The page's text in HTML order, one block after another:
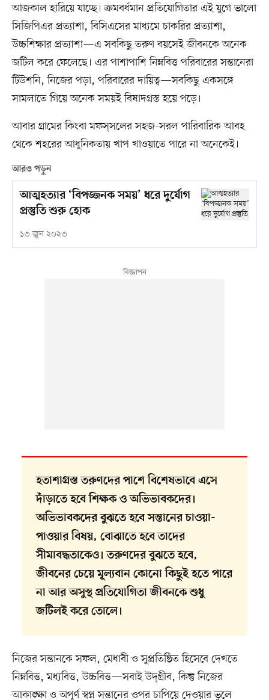
আজকাল হারিয়ে যাচ্ছে। ক্রমবর্ধমান প্রতিযোগিতার এই যুগে ভালো
সিজিপিএর প্রত্যাশা, বিসিএসের মাধ্যমে চাকরির প্রত্যাশা,
উচ্চশিক্ষার প্রত্যাশা—এ সবকিছু তরুণ বয়সেই জীবনকে অনেক
জটিল করে ফেলেছে। এর পাশাপাশি নিম্নবিত্ত পরিবারের সন্তানেরা
টিউশনি, নিজের পড়া, পরিবারের দায়িত্ব—সবকিছু একসঙ্গে
সামলাতে গিয়ে অনেক সময়ই বিষাদগ্রস্ত হয়ে পড়ে।
আবার গ্রামের কিংবা মফস্‌সলের সহজ-সরল পারিবারিক আবহ
থেকে শহরের আধুনিকতায় খাপ খাওয়াতে পারে না অনেকেই।
আরও পড়ুন
আত্মহত্যার ‘বিপজ্জনক সময়’ ধরে দুর্যোগ
প্রস্তুতি শুরু হোক
১৩ জুন ২০২৩
হতাশাগ্রস্ত তরুণদের পাশে বিশেষভাবে এসে
দাঁড়াতে হবে শিক্ষক ও অভিভাবকদের।
অভিভাবকদের বুঝতে হবে সন্তানের চাওয়া-
পাওয়ার বিষয়, বোঝাতে হবে তাদের
সীমাবদ্ধতাকেও। তরুণদের বুঝতে হবে,
জীবনের চেয়ে মূল্যবান কোনো কিছুই হতে পারে
না আর অসুস্থ প্রতিযোগিতা জীবনকে শুধু
জটিলই করে তোলে।
নিজের সন্তানকে সফল, মেধাবী ও সুপ্রতিষ্ঠিত হিসেবে দেখতে
নিম্নবিত্ত, মধ্যবিত্ত, উচ্চবিত্ত—সবাই উদ্‌গ্রীব, কিন্তু নিজের
আকাঙ্ক্ষা ও অপূর্ণ স্বপ্ন সন্তানের ওপর চাপিয়ে দেওয়ার ভুলে